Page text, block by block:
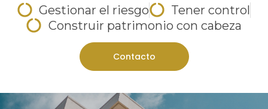
Gestionar el riesgo
Tener control
Construir patrimonio con cabeza
Contacto